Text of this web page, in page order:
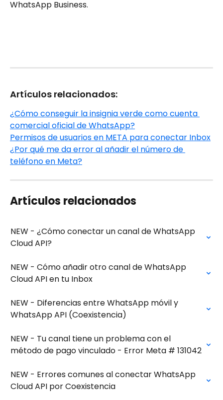
WhatsApp Business.
Artículos relacionados:
¿Cómo conseguir la insignia verde como cuenta
comercial oficial de WhatsApp?
Permisos de usuarios en META para conectar Inbox
¿Por qué me da error al añadir el número de
teléfono en Meta?
Artículos relacionados
NEW - ¿Cómo conectar un canal de WhatsApp
Cloud API?
NEW - Cómo añadir otro canal de WhatsApp
Cloud API en tu Inbox
NEW - Diferencias entre WhatsApp móvil y
WhatsApp API (Coexistencia)
NEW - Tu canal tiene un problema con el
método de pago vinculado - Error Meta # 131042
NEW - Errores comunes al conectar WhatsApp
Cloud API por Coexistencia